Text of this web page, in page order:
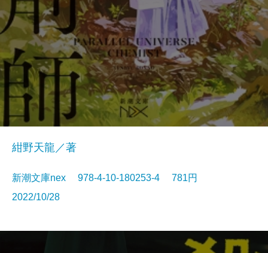
紺野天龍／著
新潮文庫nex 978-4-10-180253-4 781円
2022/10/28